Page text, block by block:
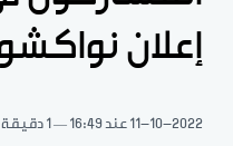
إعلان
11-10-2022 عند 16:49 1 دقيقة قراءة